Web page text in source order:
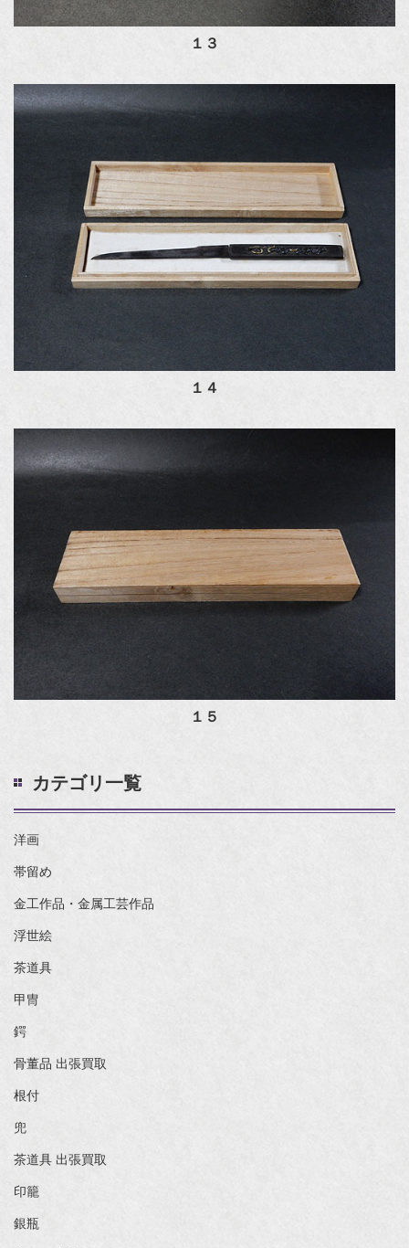
１３
１４
１５
カテゴリ一覧
洋画
帯留め
金工作品・金属工芸作品
浮世絵
茶道具
甲冑
鍔
骨董品 出張買取
根付
兜
茶道具 出張買取
印籠
銀瓶